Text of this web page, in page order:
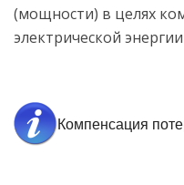
(мощности) в целях
электрической энергии
Компенсация